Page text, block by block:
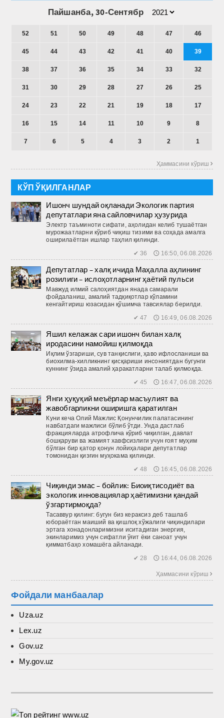
Пайшанба, 30-Сентябр
52 51 50 49 48 47 46
45 44 43 42 41 40 39
38 37 36 35 34 33 32
31 30 29 28 27 26 25
24 23 22 21 19 18 17
16 15 14 11 10 9 8
7 6 5 4 3 2 1
Ҳаммасини кўриш 
КЎП ЎҚИЛГАНЛАР
Ишонч шундай оқланади Экологик партия
депутатлари яна сайловчилар ҳузурида
Электр таъминоти сифати, аҳолидан келиб тушаётган
мурожаатларни кўриб чиқиш тизими ва соҳада амалга
оширилаётган ишлар таҳлил қилинди.
✔ 36 🕔 16:50, 06.08.2026
Депутатлар – халқ ичида Маҳалла аҳлининг
розилиги – ислоҳотларнинг ҳаётий пульси
Мавжуд илмий салоҳиятдан янада самарали
фойдаланиш, амалий тадқиқотлар кўламини
кенгайтириш юзасидан қўшимча тавсиялар берилди.
✔ 47 🕔 16:49, 06.08.2026
Яшил келажак сари ишонч билан халқ
иродасини намойиш қилмоқда
Иқлим ўзгариши, сув танқислиги, ҳаво ифлосланиши ва
биохилма-хилликнинг қисқариши инсониятдан бугунги
куннинг ўзида амалий ҳаракатларни талаб қилмоқда.
✔ 45 🕔 16:47, 06.08.2026
Янги ҳуқуқий меъёрлар масъулият ва
жавобгарликни оширишга қаратилган
Куни кеча Олий Мажлис Қонунчилик палатасининг
навбатдаги мажлиси бўлиб ўтди. Унда дастлаб
фракцияларда атрофлича кўриб чиқилган, давлат
бошқаруви ва жамият хавфсизлиги учун ғоят муҳим
бўлган бир қатор қонун лойиҳалари депутатлар
томонидан қизғин муҳокама қилинди.
✔ 48 🕔 16:45, 06.08.2026
Чиқинди эмас – бойлик: Биоиқтисодиёт ва
экологик инновациялар ҳаётимизни қандай
ўзгартирмоқда?
Тасаввур қилинг: бугун биз кераксиз деб ташлаб
юбораётган маиший ва қиш­лоқ хўжалиги чиқиндилари
эртага хонадонларимизни иситадиган энергия,
экинларимиз учун сифатли ўғит ёки саноат учун
қимматбаҳо хомашёга айланади.
✔ 28 🕔 16:44, 06.08.2026
Ҳаммасини кўриш 
Фойдали манбаалар
Uza.uz
Lex.uz
Gov.uz
My.gov.uz